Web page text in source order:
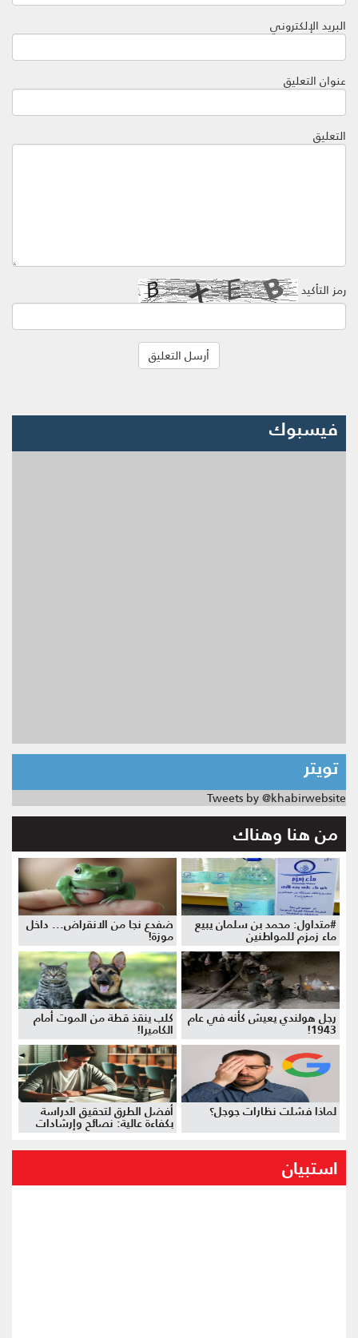
البريد الإلكتروني
عنوان التعليق
التعليق
رمز التأكيد
فيسبوك
تويتر
Tweets by @khabirwebsite
من هنا وهناك
#متداول: محمد بن سلمان يبيع
ماء زمزم للمواطنين
ضفدع نجا من الانقراض... داخل
موزة!
رجل هولندي يعيش كأنه في عام
1943!
كلب ينقذ قطة من الموت أمام
الكاميرا!
لماذا فشلت نظارات جوجل؟ أفضل الطرق لتحقيق الدراسة
بكفاءة عالية: نصائح وإرشادات
استبيان